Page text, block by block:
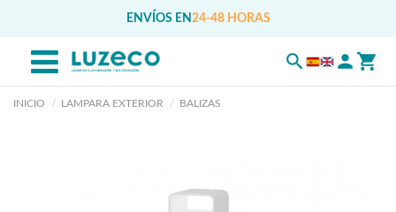
ENVÍOS EN 24-48 HORAS
INICIO LAMPARA EXTERIOR BALIZAS